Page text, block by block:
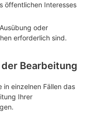
öffentlichen Interesses
oder
erforderlich sind.
Bearbeitung
in einzelnen Fällen das
Ihrer